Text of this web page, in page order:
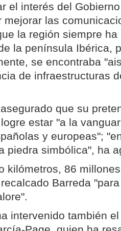
el interés del
mejorar las
la región siempre
la península Ibérica,
se encontraba
de infraestructuras
que su
estar "a la
y europeas";
piedra simbólica", ha
kilómetros, 86
Barreda
intervenido también